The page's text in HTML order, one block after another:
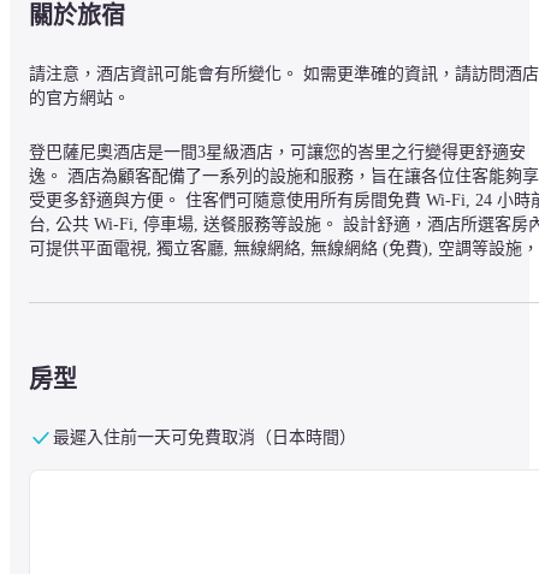
關於旅宿
請注意，酒店資訊可能會有所變化。 如需更準確的資訊，請訪問酒店
的官方網站。
登巴薩尼奧酒店是一間3星級酒店，可讓您的峇里之行變得更舒適安
逸。 酒店為顧客配備了一系列的設施和服務，旨在讓各位住客能夠享
受更多舒適與方便。 住客們可隨意使用所有房間免費 Wi-Fi, 24 小時
台, 公共 Wi-Fi, 停車場, 送餐服務等設施。 設計舒適，酒店所選客房
可提供平面電視, 獨立客廳, 無線網絡, 無線網絡 (免費), 空調等設施，
房型
最遲入住前一天可免費取消（日本時間）